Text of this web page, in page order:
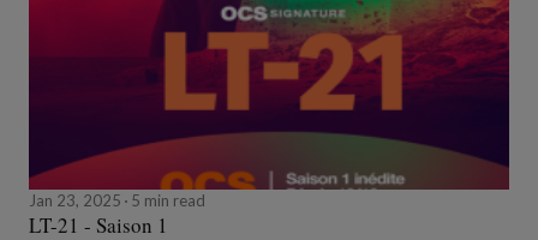
Jan 23, 2025 5 min read
LT-21 - Saison 1